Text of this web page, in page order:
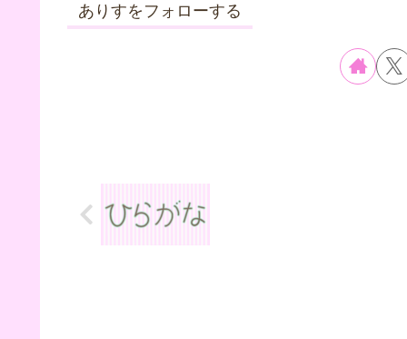
ありすをフォローする